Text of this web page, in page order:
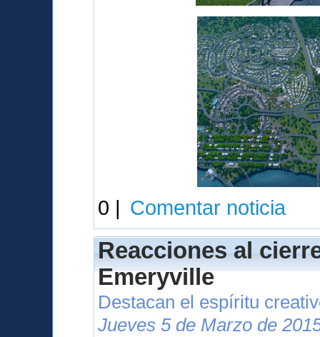
0 | Comentar noticia
Reacciones al
Emeryville
Destacan el espíritu
Jueves 5 de Marzo de